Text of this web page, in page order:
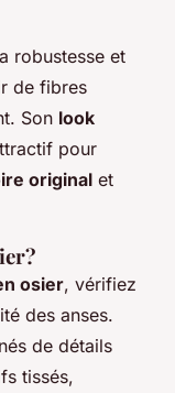
robustesse et
de fibres
Son look
pour
original et
osier, vérifiez
des anses.
de détails
tissés,